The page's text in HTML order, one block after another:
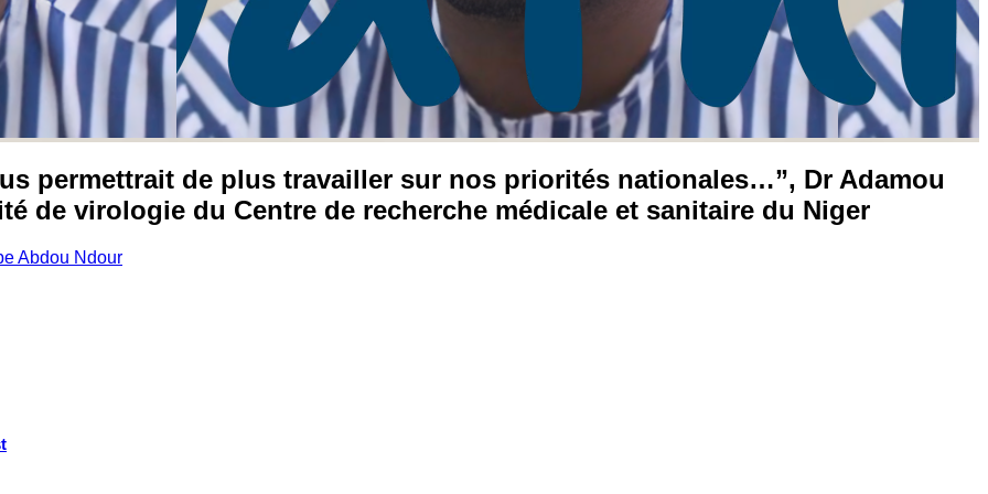
permettrait de plus travailler sur nos priorités nationales…”, Dr Adamou
de virologie du Centre de recherche médicale et sanitaire du Niger
Abdou Ndour